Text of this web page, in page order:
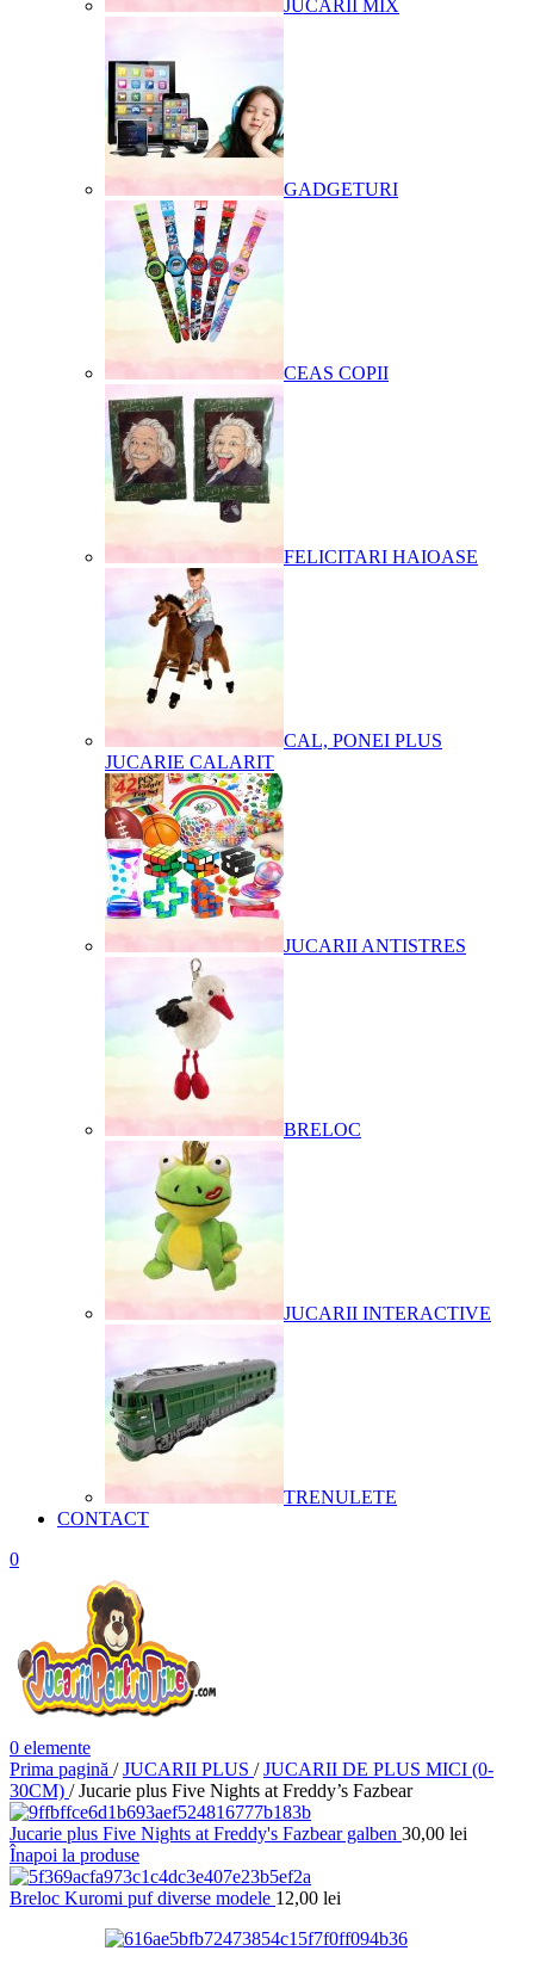
JUCARII MIX
GADGETURI
CEAS COPII
FELICITARI HAIOASE
CAL, PONEI PLUS
JUCARIE CALARIT
JUCARII ANTISTRES
BRELOC
JUCARII INTERACTIVE
TRENULETE
CONTACT
0
0 elemente
Prima pagină / JUCARII PLUS / JUCARII DE PLUS MICI (0-
30CM) / Jucarie plus Five Nights at Freddy’s Fazbear
Jucarie plus Five Nights at Freddy's Fazbear galben 30,00 lei
Înapoi la produse
Breloc Kuromi puf diverse modele 12,00 lei